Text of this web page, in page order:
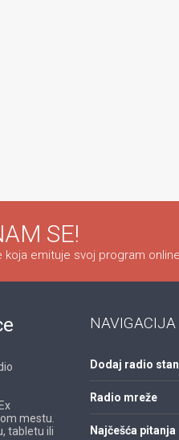
SE!
emituje svoj program
mestu.
tabletu ili
NAVIGACIJA
Dodaj radio
Radio mreže
Najčešća pitanja